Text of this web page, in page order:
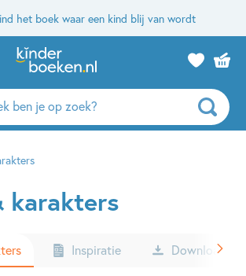
het boek waar een kind blij van wordt
karakters
Inspiratie Downloads